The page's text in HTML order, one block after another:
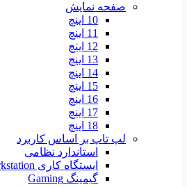
صفحه نمایش
10 اینچ
11 اینچ
12 اینچ
13 اینچ
14 اینچ
15 اینچ
16 اینچ
17 اینچ
18 اینچ
لپ تاپ بر اساس کاربرد
استاندارد نظامی
ایستگاه کاری Workstation
گیمینگ Gaming